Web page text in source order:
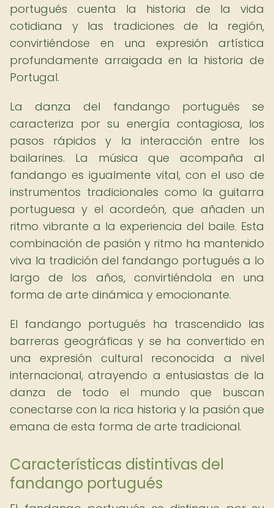
portugués cuenta la historia de la vida
cotidiana y las tradiciones de la región,
convirtiéndose en una expresión artística
profundamente arraigada en la historia de
Portugal.
La danza del fandango portugués se
caracteriza por su energía contagiosa, los
pasos rápidos y la interacción entre los
bailarines. La música que acompaña al
fandango es igualmente vital, con el uso de
instrumentos tradicionales como la guitarra
portuguesa y el acordeón, que añaden un
ritmo vibrante a la experiencia del baile. Esta
combinación de pasión y ritmo ha mantenido
viva la tradición del fandango portugués a lo
largo de los años, convirtiéndola en una
forma de arte dinámica y emocionante.
El fandango portugués ha trascendido las
barreras geográficas y se ha convertido en
una expresión cultural reconocida a nivel
internacional, atrayendo a entusiastas de la
danza de todo el mundo que buscan
conectarse con la rica historia y la pasión que
emana de esta forma de arte tradicional.
Características distintivas del
fandango portugués